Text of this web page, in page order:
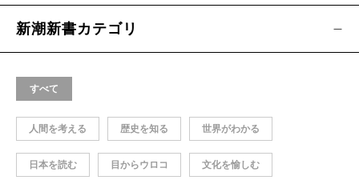
新潮新書カテゴリ
すべて
人間を考える 歴史を知る 世界がわかる
日本を読む 目からウロコ 文化を愉しむ